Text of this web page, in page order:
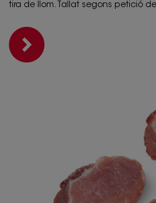
tira de llom. Tallat segons petició